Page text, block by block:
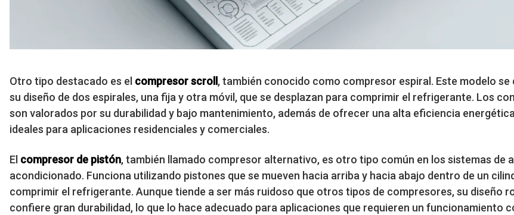
Otro tipo destacado es el compresor scroll , también conocido como compresor espiral. Este modelo
su diseño de dos espirales, una fija y otra móvil, que se desplazan para comprimir el refrigerante. Los
son valorados por su durabilidad y bajo mantenimiento, además de ofrecer una alta eficiencia
ideales para aplicaciones residenciales y comerciales.
El compresor de pistón, también llamado compresor alternativo, es otro tipo común en los sistemas de
acondicionado. Funciona utilizando pistones que se mueven hacia arriba y hacia abajo dentro de un
comprimir el refrigerante. Aunque tiende a ser más ruidoso que otros tipos de compresores, su diseño
confiere gran durabilidad, lo que lo hace adecuado para aplicaciones que requieren un funcionamiento